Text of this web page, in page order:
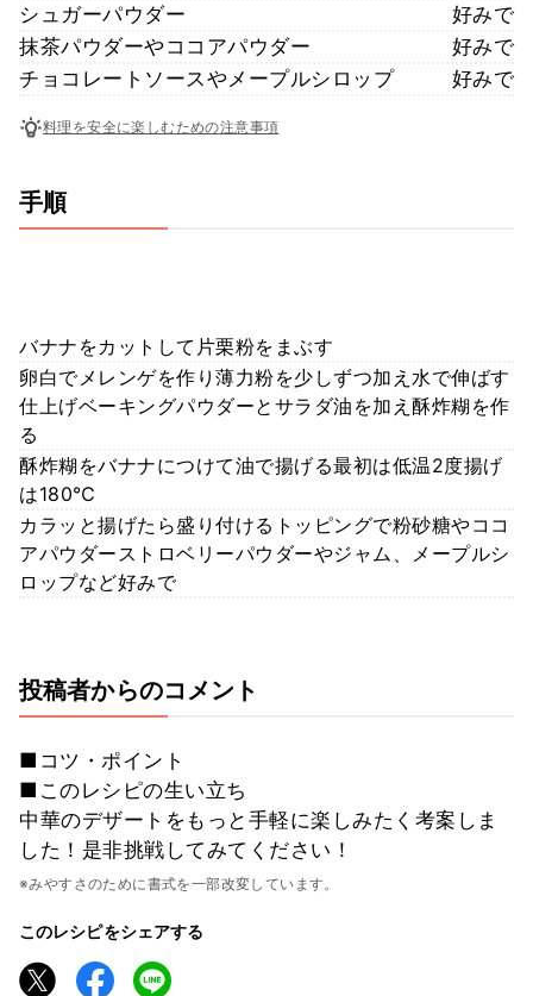
シュガーパウダー
好みで
抹茶パウダーやココアパウダー
好みで
チョコレートソースやメープルシロップ
好みで
料理を安全に楽しむための注意事項
手順
バナナをカットして片栗粉をまぶす
卵白でメレンゲを作り薄力粉を少しずつ加え水で伸ばす
仕上げベーキングパウダーとサラダ油を加え酥炸糊を作
る
酥炸糊をバナナにつけて油で揚げる最初は低温2度揚げ
は180℃
カラッと揚げたら盛り付けるトッピングで粉砂糖やココ
アパウダーストロベリーパウダーやジャム、メープルシ
ロップなど好みで
投稿者からのコメント
■コツ・ポイント
■このレシピの生い立ち
中華のデザートをもっと手軽に楽しみたく考案しま
した！是非挑戦してみてください！
※みやすさのために書式を一部改変しています。
このレシピをシェアする